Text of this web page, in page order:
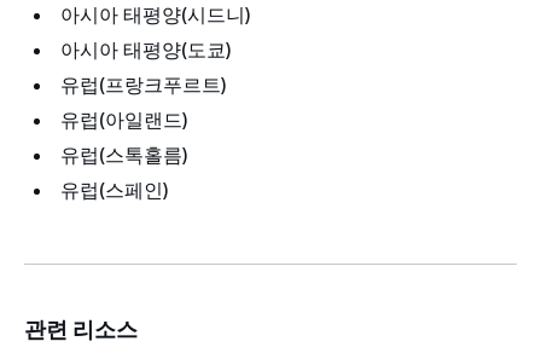
아시아 태평양(시드니)
아시아 태평양(도쿄)
유럽(프랑크푸르트)
유럽(아일랜드)
유럽(스톡홀름)
유럽(스페인)
관련 리소스